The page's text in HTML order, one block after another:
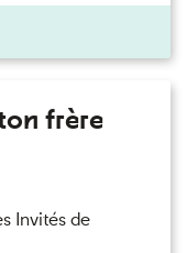
frère
Invités de